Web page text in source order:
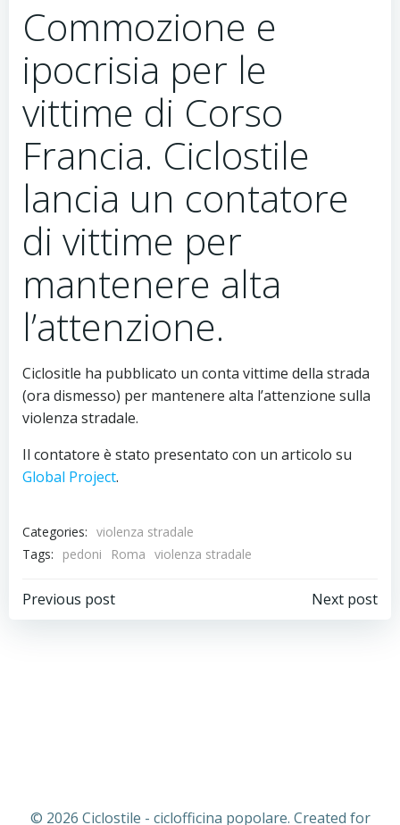
Commozione e
ipocrisia per le
vittime di Corso
Francia. Ciclostile
lancia un contatore
di vittime per
mantenere alta
l’attenzione.
Ciclositle ha pubblicato un conta vittime della strada
(ora dismesso) per mantenere alta l’attenzione sulla
violenza stradale.
Il contatore è stato presentato con un articolo su
Global Project.
Categories: violenza stradale
Tags:
pedoni Roma violenza stradale
Navigazione
Previous post
Navigazione
Next post
© 2026 Ciclostile - ciclofficina popolare. Created for